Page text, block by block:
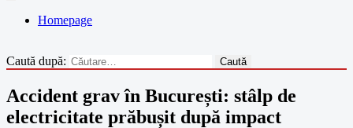
Homepage
Caută după:
Accident grav în București: stâlp de
electricitate prăbușit după impact